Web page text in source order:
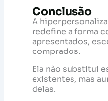
Conclusão
A
redefine a forma
apresentados,
comprados.
Ela não substitui
existentes, mas
delas.